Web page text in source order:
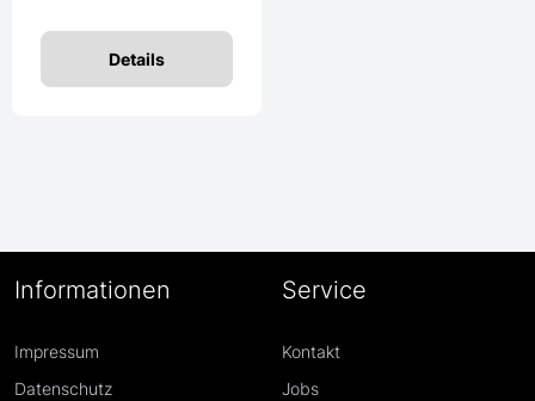
Details
Informationen
Impressum
Datenschutz
Service
Kontakt
Jobs